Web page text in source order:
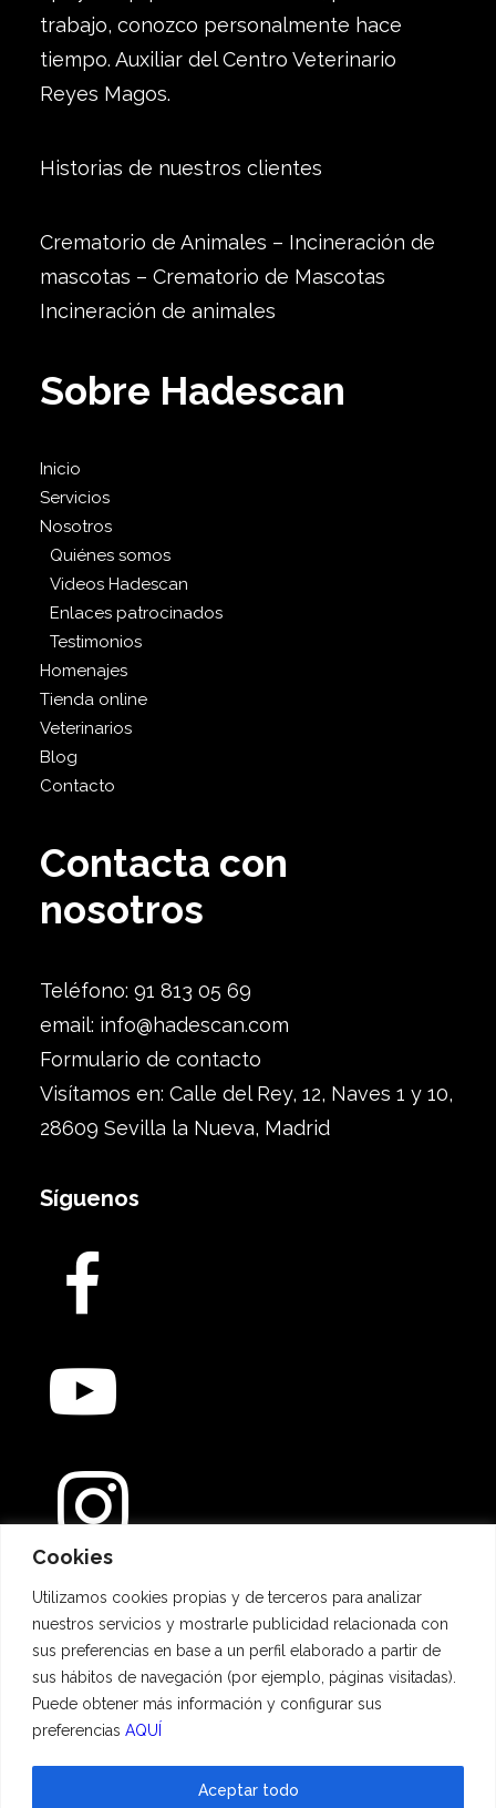
Cookies
Utilizamos cookies propias y de terceros para analizar
nuestros servicios y mostrarle publicidad relacionada con
sus preferencias en base a un perfil elaborado a partir de
sus hábitos de navegación (por ejemplo, páginas visitadas).
Puede obtener más información y configurar sus
preferencias AQUÍ
Aceptar todo
trabajo, conozco personalmente hace
tiempo. Auxiliar del Centro Veterinario
Reyes Magos.
Historias de nuestros clientes
Crematorio de Animales – Incineración de
mascotas – Crematorio de Mascotas
Incineración de animales
Sobre Hadescan
Inicio
Servicios
Nosotros
Quiénes somos
Videos Hadescan
Enlaces patrocinados
Testimonios
Homenajes
Tienda online
Veterinarios
Blog
Contacto
Contacta con
nosotros
Teléfono: 91 813 05 69
email: info@hadescan.com
Formulario de contacto
Visítamos en: Calle del Rey, 12, Naves 1 y 10,
28609 Sevilla la Nueva, Madrid
Síguenos
Métodos de pago